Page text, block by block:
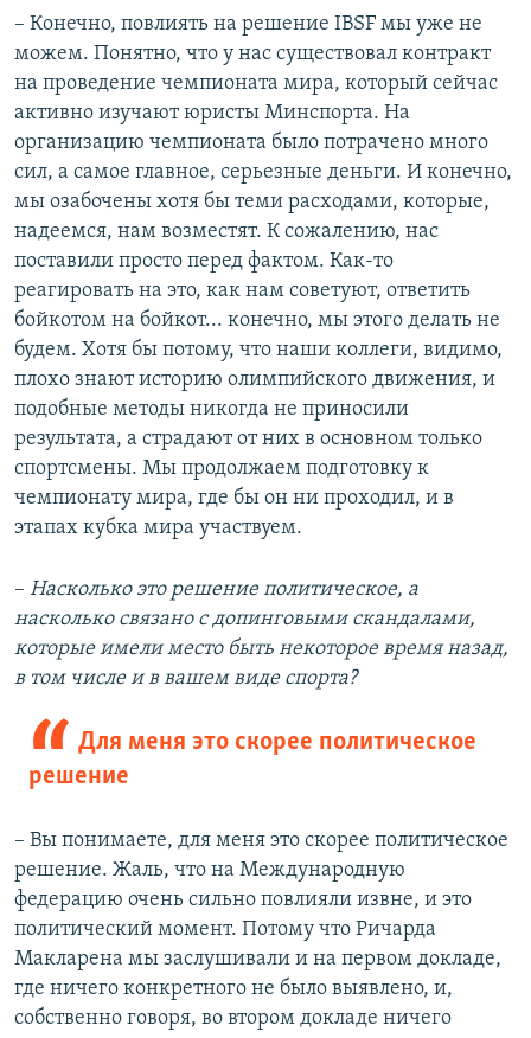
– Конечно, повлиять на решение IBSF мы уже не
можем. Понятно, что у нас существовал контракт
на проведение чемпионата мира, который сейчас
активно изучают юристы Минспорта. На
организацию чемпионата было потрачено много
сил, а самое главное, серьезные деньги. И конечно,
мы озабочены хотя бы теми расходами, которые,
надеемся, нам возместят. К сожалению, нас
поставили просто перед фактом. Как-то
реагировать на это, как нам советуют, ответить
бойкотом на бойкот... конечно, мы этого делать не
будем. Хотя бы потому, что наши коллеги, видимо,
плохо знают историю олимпийского движения, и
подобные методы никогда не приносили
результата, а страдают от них в основном только
спортсмены. Мы продолжаем подготовку к
чемпионату мира, где бы он ни проходил, и в
этапах кубка мира участвуем.
–​ Насколько это решение политическое, а
насколько связано с допинговыми скандалами,
которые имели место быть некоторое время назад,
в том числе и в вашем виде спорта?
Для меня это скорее политическое
решение
– Вы понимаете, для меня это скорее политическое
решение. Жаль, что на Международную
федерацию очень сильно повлияли извне, и это
политический момент. Потому что Ричарда
Макларена мы заслушивали и на первом докладе,
где ничего конкретного не было выявлено, и,
собственно говоря, во втором докладе ничего